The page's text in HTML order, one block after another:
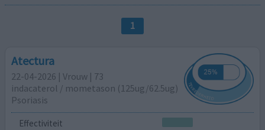
1
Atectura
22-04-2026 | Vrouw | 73
indacaterol / mometason (125ug/62.5ug)
Psoriasis
Effectiviteit